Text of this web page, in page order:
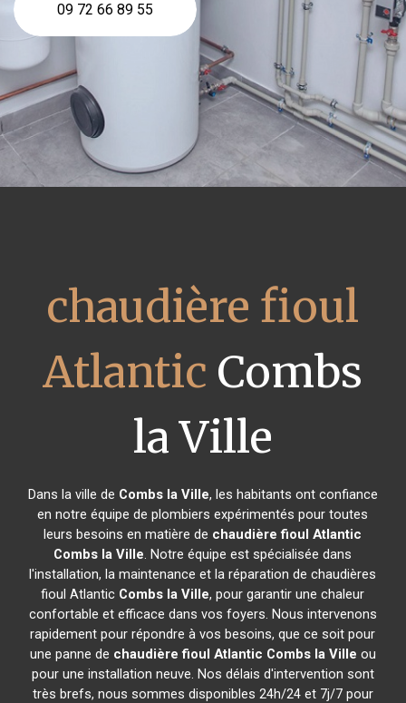
09 72 66 89 55
chaudière fioul
Atlantic Combs
la Ville
Dans la ville de Combs la Ville, les habitants ont confiance
en notre équipe de plombiers expérimentés pour toutes
leurs besoins en matière de chaudière fioul Atlantic
Combs la Ville. Notre équipe est spécialisée dans
l'installation, la maintenance et la réparation de chaudières
fioul Atlantic Combs la Ville, pour garantir une chaleur
confortable et efficace dans vos foyers. Nous intervenons
rapidement pour répondre à vos besoins, que ce soit pour
une panne de chaudière fioul Atlantic Combs la Ville ou
pour une installation neuve. Nos délais d'intervention sont
très brefs, nous sommes disponibles 24h/24 et 7j/7 pour